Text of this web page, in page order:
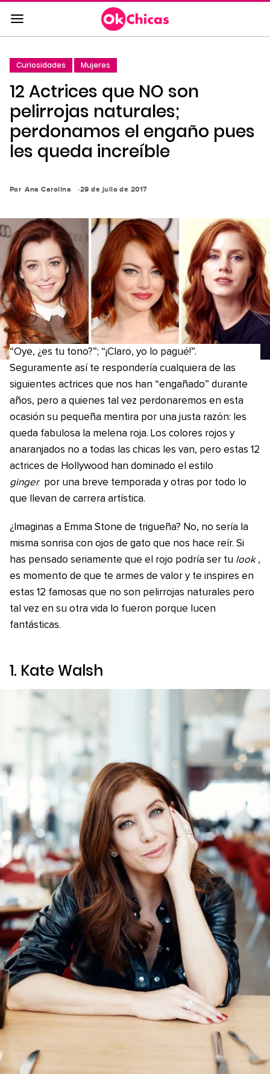
Saltar
al
contenido
la
navegación
principal
Curiosidades Mujeres
12 Actrices que NO son
pelirrojas naturales;
perdonamos el engaño pues
les queda increíble
Por Ana Carolina 29 de julio de 2017
“Oye, ¿es tu tono?”; “¡Claro, yo lo pagué!”.
Seguramente así te respondería cualquiera de las
siguientes actrices que nos han “engañado” durante
años, pero a quienes tal vez perdonaremos en esta
ocasión su pequeña mentira por una justa razón: les
queda fabulosa la melena roja. Los colores rojos y
anaranjados no a todas las chicas les van, pero estas 12
actrices de Hollywood han dominado el estilo
ginger por una breve temporada y otras por todo lo
que llevan de carrera artística.
¿Imaginas a Emma Stone de trigueña? No, no sería la
misma sonrisa con ojos de gato que nos hace reír. Si
has pensado seriamente que el rojo podría ser tu look ,
es momento de que te armes de valor y te inspires en
estas 12 famosas que no son pelirrojas naturales pero
tal vez en su otra vida lo fueron porque lucen
fantásticas.
1. Kate Walsh